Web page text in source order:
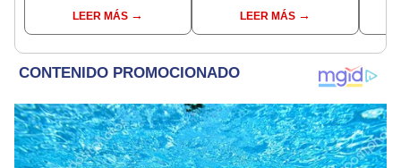
no puedes dejar de
probar
LEER MÁS LEER MÁS